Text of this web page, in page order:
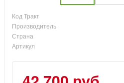
Код Тракт
Производитель
Страна
Артикул